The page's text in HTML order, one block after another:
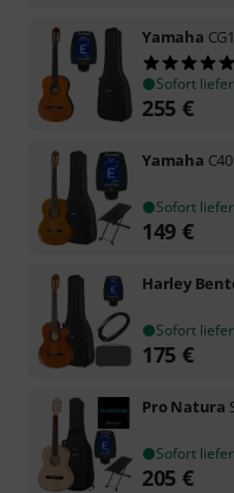
Yamaha
Sofort
255 €
Yamaha
Sofort
149 €
Harley
Sofort
175 €
Pro Natura
Sofort
205 €